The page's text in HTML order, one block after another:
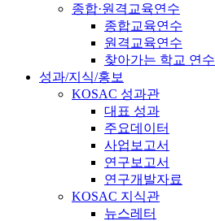
종합·원격교육연수
종합교육연수
원격교육연수
찾아가는 학교 연수
성과/지식/홍보
KOSAC 성과관
대표 성과
주요데이터
사업보고서
연구보고서
연구개발자료
KOSAC 지식관
뉴스레터